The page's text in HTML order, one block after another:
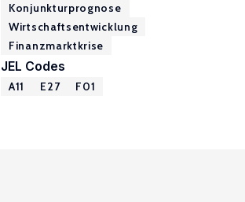
Konjunkturprognose
Wirtschaftsentwicklung
Finanzmarktkrise
JEL Codes
A11 E27 F01